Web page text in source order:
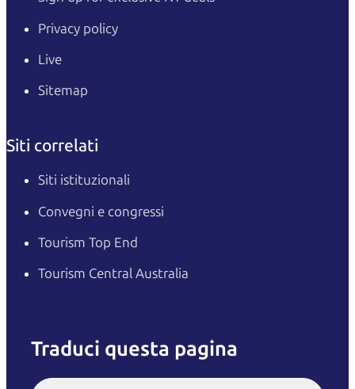
Privacy policy
Live
Sitemap
Siti correlati
Siti istituzionali
Convegni e congressi
Tourism Top End
Tourism Central Australia
Traduci questa pagina
Italiano